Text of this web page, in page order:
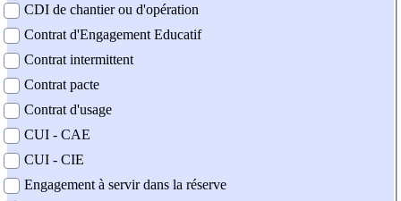
CDI de chantier ou d'opération
Contrat d'Engagement Educatif
Contrat intermittent
Contrat pacte
Contrat d'usage
CUI - CAE
CUI - CIE
Engagement à servir dans la réserve